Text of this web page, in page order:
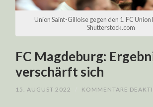
Union Saint-Gilloise gegen den 1. FC Union
Shutterstock.com
FC Magdeburg:
verschärft sich
15. AUGUST 2022 KOMMENTARE